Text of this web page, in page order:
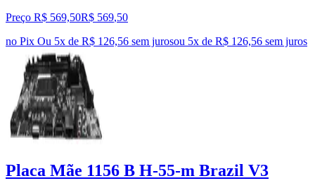
Preço R$ 569,50R$ 569,50
no Pix Ou 5x de R$ 126,56 sem jurosou 5x de R$ 126,56 sem juros
Placa Mãe 1156 B H-55-m Brazil V3